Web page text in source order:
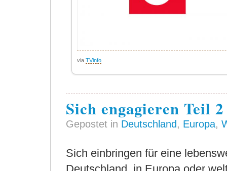
via TVinfo
Sich engagieren Teil 2
Gepostet in Deutschland , Europa,
Sich einbringen für eine